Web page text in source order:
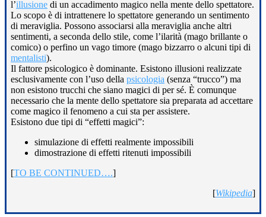
l’illusione di un accadimento magico nella mente dello spettatore.
Lo scopo è di intrattenere lo spettatore generando un sentimento
di meraviglia. Possono associarsi alla meraviglia anche altri
sentimenti, a seconda dello stile, come l’ilarità (mago brillante o
comico) o perfino un vago timore (mago bizzarro o alcuni tipi di
mentalisti).
Il fattore psicologico è dominante. Esistono illusioni realizzate
esclusivamente con l’uso della psicologia (senza “trucco”) ma
non esistono trucchi che siano magici di per sé. È comunque
necessario che la mente dello spettatore sia preparata ad accettare
come magico il fenomeno a cui sta per assistere.
Esistono due tipi di “effetti magici”:
simulazione di effetti realmente impossibili
dimostrazione di effetti ritenuti impossibili
[TO BE CONTINUED….]
[Wikipedia]